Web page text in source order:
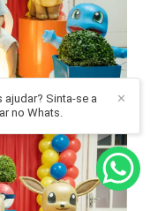
✕
ajudar? Sinta-se a
no Whats.